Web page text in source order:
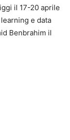
il 17-20 aprile
e data
Benbrahim il